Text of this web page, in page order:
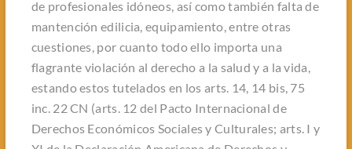
de profesionales idóneos, así como también falta de
mantención edilicia, equipamiento, entre otras
cuestiones, por cuanto todo ello importa una
flagrante violación al derecho a la salud y a la vida,
estando estos tutelados en los arts. 14, 14 bis, 75
inc. 22 CN (arts. 12 del Pacto Internacional de
Derechos Económicos Sociales y Culturales; arts. I y